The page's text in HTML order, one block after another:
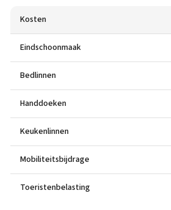
Kosten
Eindschoonmaak
Bedlinnen
Handdoeken
Keukenlinnen
Mobiliteitsbijdrage
Toeristenbelasting